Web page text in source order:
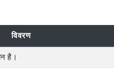
विवरण
है।